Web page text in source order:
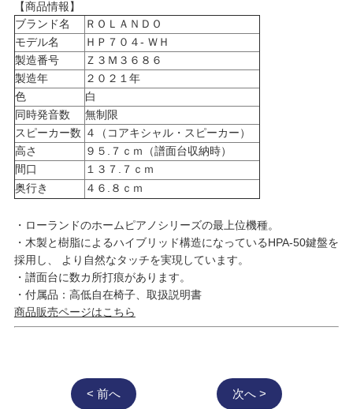
【商品情報】
ブランド名
ＲＯＬＡＮＤＯ
モデル名
ＨＰ７０４- ＷＨ
製造番号
Ｚ３Ｍ３６８６
製造年
２０２１年
色
白
同時発音数
無制限
スピーカー数 ４（コアキシャル・スピーカー）
高さ
９５.７ｃｍ（譜面台収納時）
間口
１３７.７ｃｍ
奥行き
４６.８ｃｍ
・ローランドのホームピアノシリーズの最上位機種。
・木製と樹脂によるハイブリッド構造になっているHPA-50鍵盤を
採用し、 より自然なタッチを実現しています。
・譜面台に数カ所打痕があります。
・付属品：高低自在椅子、取扱説明書
商品販売ページはこちら
< 前へ 次へ >